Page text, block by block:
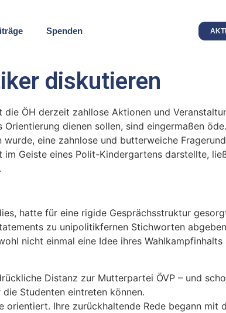
Spenden
diskutieren
ÖH derzeit zahllose Aktionen und
dienen sollen, sind eingermaßen
wurde, eine zahnlose und butterweiche
Geiste eines Polit-Kindergartens darstellte,
hatte für eine rigide Gesprächsstruktur
zu unipolitikfernen Stichworten
nicht einmal eine Idee ihres Wahlkampfinhalts
Distanz zur Mutterpartei ÖVP – und
Studenten eintreten können.
Ihre zurückhaltende Rede begann mit